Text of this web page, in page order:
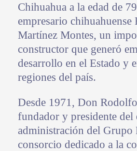
Chihuahua a la edad de
empresario chihuahuense
Martínez Montes, un
constructor que generó
desarrollo en el Estado y
regiones del país.
Desde 1971, Don
fundador y presidente del
administración del Grupo
consorcio dedicado a la